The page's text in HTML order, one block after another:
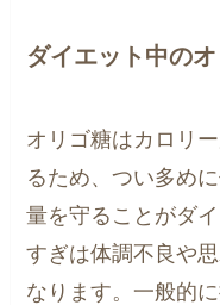
ダイエット中の
オリゴ糖はカロリ
るため、つい多め
量を守ることがダ
すぎは体調不良や
なります。一般的